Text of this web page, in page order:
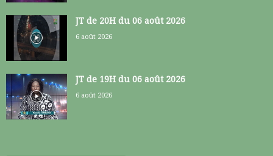
JT de 20H du 06 août 2026
6 août 2026
JT de 19H du 06 août 2026
6 août 2026